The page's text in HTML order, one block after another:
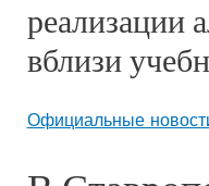
реализации
вблизи
Официальные